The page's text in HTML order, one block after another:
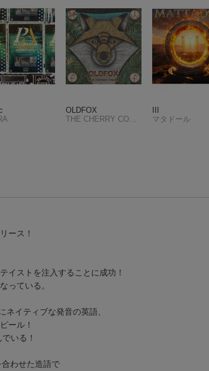
OLDFOX
III
マタドール
ース！
イストを注入することに成功！
っている。
イティブな発音の英語、
ール！
いる！
わせた造語で